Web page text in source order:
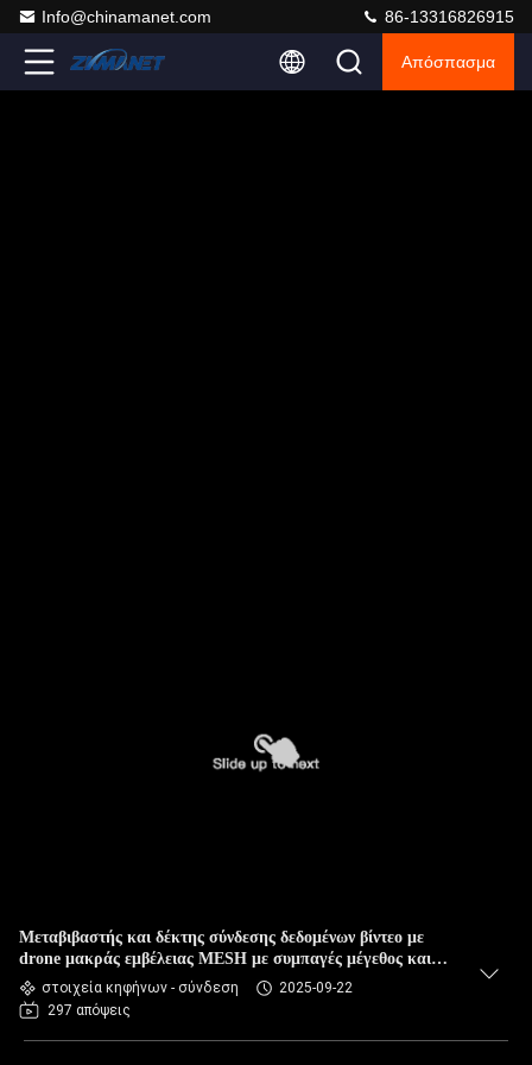
Info@chinamanet.com 86-13316826915
Απόσπασμα
Μεταβιβαστής και δέκτης σύνδεσης δεδομένων βίντεο με
drone μακράς εμβέλειας MESH με συμπαγές μέγεθος και
FHSSστοιχεία κηφήνων - σύνδεση
2025-09-22
297 απόψεις